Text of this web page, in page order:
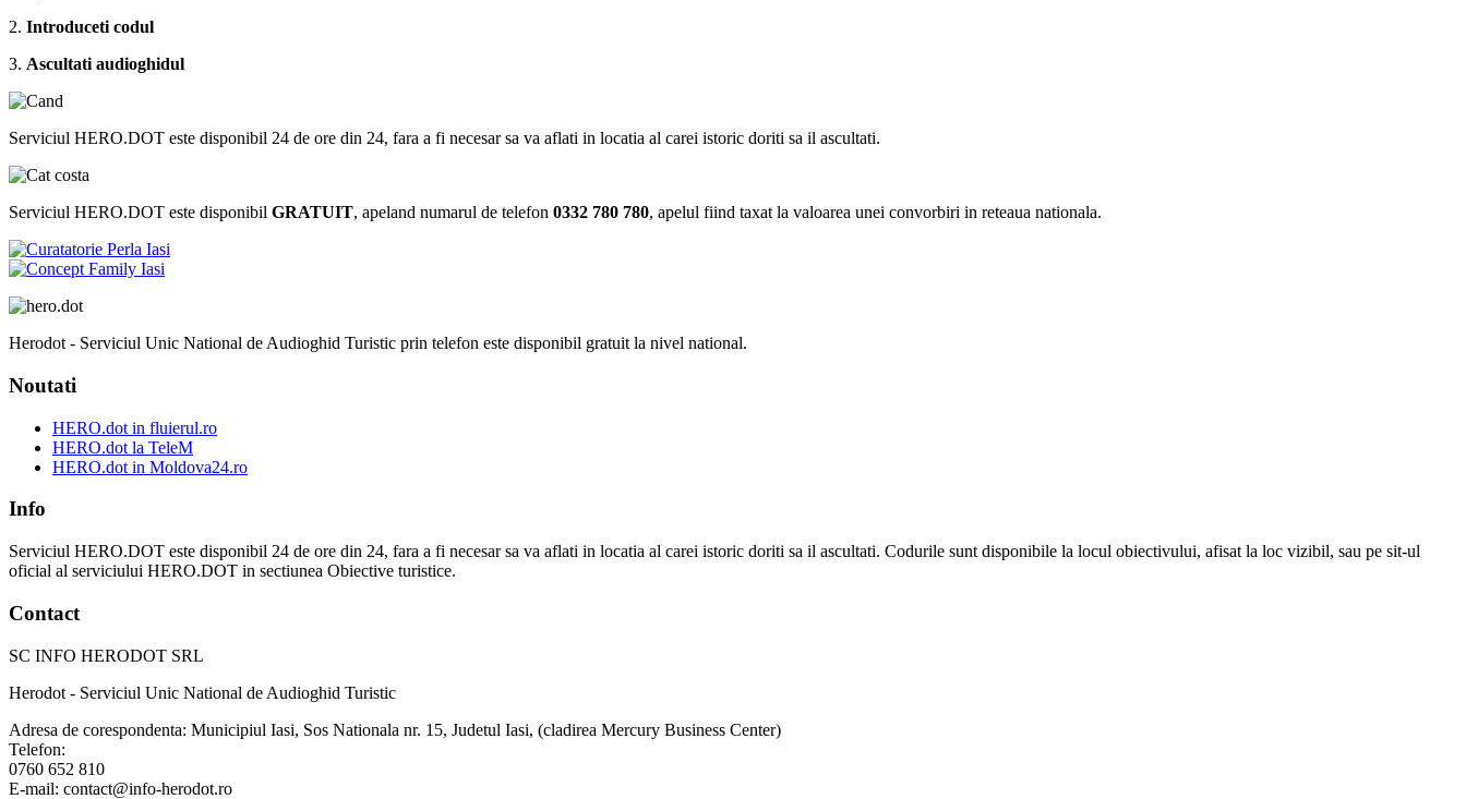
2. Introduceti codul
3. Ascultati audioghidul
Serviciul HERO.DOT este disponibil 24 de ore din 24, fara a fi necesar sa va aflati in locatia al carei istoric doriti sa il ascultati.
Serviciul HERO.DOT este disponibil GRATUIT, apeland numarul de telefon 0332 780 780, apelul fiind taxat la valoarea unei convorbiri in reteaua nationala.
Herodot - Serviciul Unic National de Audioghid Turistic prin telefon este disponibil gratuit la nivel national.
Noutati
HERO.dot in fluierul.ro
HERO.dot la TeleM
HERO.dot in Moldova24.ro
Info
Serviciul HERO.DOT este disponibil 24 de ore din 24, fara a fi necesar sa va aflati in locatia al carei istoric doriti sa il ascultati. Codurile sunt disponibile la locul obiectivului, afisat la loc vizibil, sau pe sit-ul
oficial al serviciului HERO.DOT in sectiunea Obiective turistice.
Contact
SC INFO HERODOT SRL
Herodot - Serviciul Unic National de Audioghid Turistic
Adresa de corespondenta: Municipiul Iasi, Sos Nationala nr. 15, Judetul Iasi, (cladirea Mercury Business Center)
Telefon:
0760 652 810
E-mail: contact@info-herodot.ro